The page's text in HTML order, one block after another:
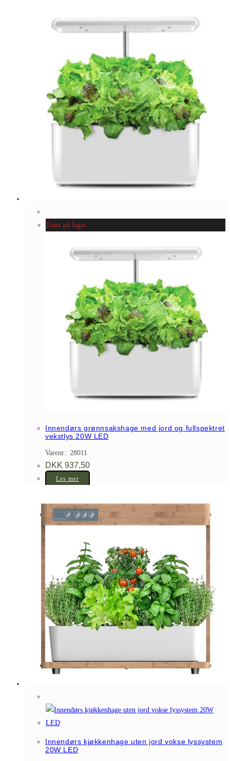
Tomt på lager
Innendørs grønnsakshage med jord og fullspektret
vekstlys 20W LED
Varenr.: 28011
DKK 937,50
Les mer
Innendørs kjøkkenhage uten jord vokse lyssystem
20W LED